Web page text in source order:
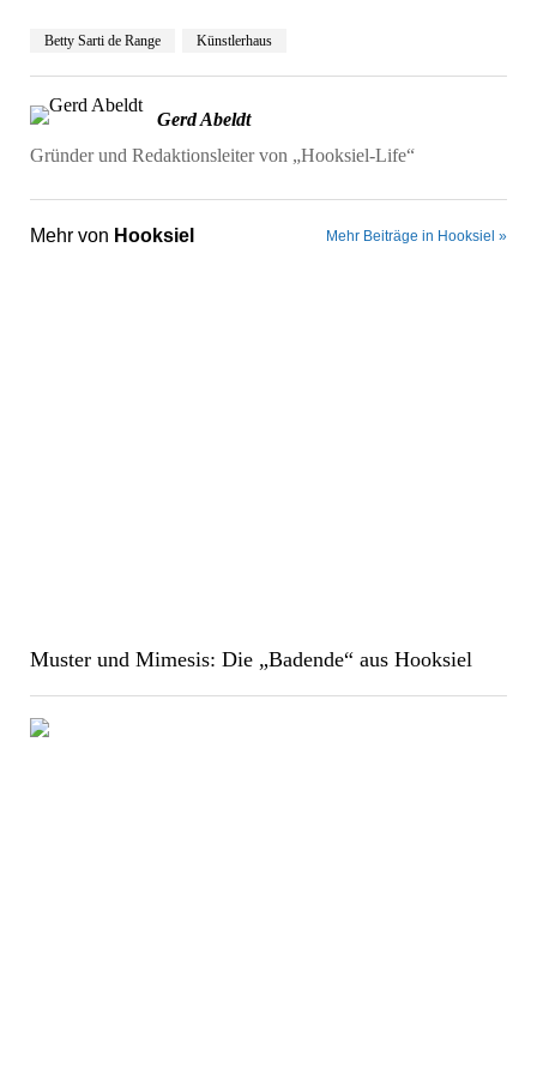
Betty Sarti de Range Künstlerhaus
Gerd Abeldt
Gründer und Redaktionsleiter von „Hooksiel-Life“
Mehr von Hooksiel Mehr Beiträge in Hooksiel »
Muster und Mimesis: Die „Badende“ aus Hooksiel